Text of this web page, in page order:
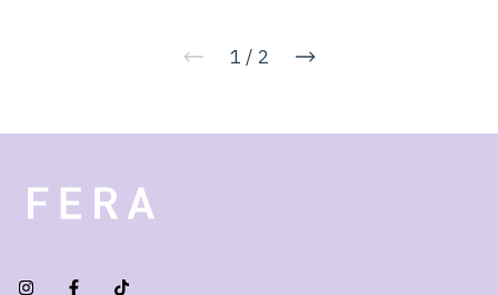
1 / 2